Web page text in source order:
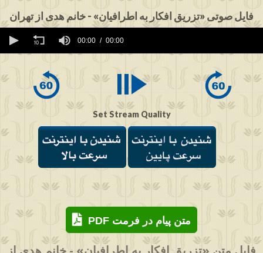
فایل صوتی «تزریق افکار به اطرافیان» - خانم هدی از تهران
seconds
00:00 00:00
Set Stream Quality
PDF متن پیام در فرمت